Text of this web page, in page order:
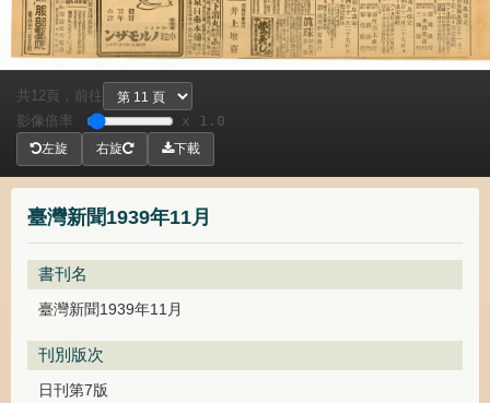
臺灣新聞1939年11月
書刊名
臺灣新聞1939年11月
刊別版次
日刊第7版
共 12頁，
前往
影像倍率
x 1.0
左旋 右旋 下載